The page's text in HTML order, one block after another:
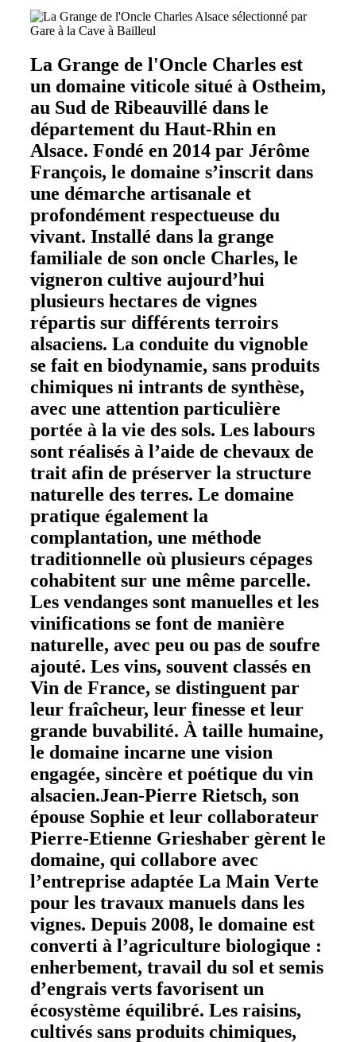
La Grange de l'Oncle Charles est
un domaine viticole situé à Ostheim,
au Sud de Ribeauvillé dans le
département du Haut-Rhin en
Alsace. Fondé en 2014 par Jérôme
François, le domaine s’inscrit dans
une démarche artisanale et
profondément respectueuse du
vivant. Installé dans la grange
familiale de son oncle Charles, le
vigneron cultive aujourd’hui
plusieurs hectares de vignes
répartis sur différents terroirs
alsaciens. La conduite du vignoble
se fait en biodynamie, sans produits
chimiques ni intrants de synthèse,
avec une attention particulière
portée à la vie des sols. Les labours
sont réalisés à l’aide de chevaux de
trait afin de préserver la structure
naturelle des terres. Le domaine
pratique également la
complantation, une méthode
traditionnelle où plusieurs cépages
cohabitent sur une même parcelle.
Les vendanges sont manuelles et les
vinifications se font de manière
naturelle, avec peu ou pas de soufre
ajouté. Les vins, souvent classés en
Vin de France, se distinguent par
leur fraîcheur, leur finesse et leur
grande buvabilité. À taille humaine,
le domaine incarne une vision
engagée, sincère et poétique du vin
alsacien.Jean-Pierre Rietsch, son
épouse Sophie et leur collaborateur
Pierre-Etienne Grieshaber gèrent le
domaine, qui collabore avec
l’entreprise adaptée La Main Verte
pour les travaux manuels dans les
vignes. Depuis 2008, le domaine est
converti à l’agriculture biologique :
enherbement, travail du sol et semis
d’engrais verts favorisent un
écosystème équilibré. Les raisins,
cultivés sans produits chimiques,